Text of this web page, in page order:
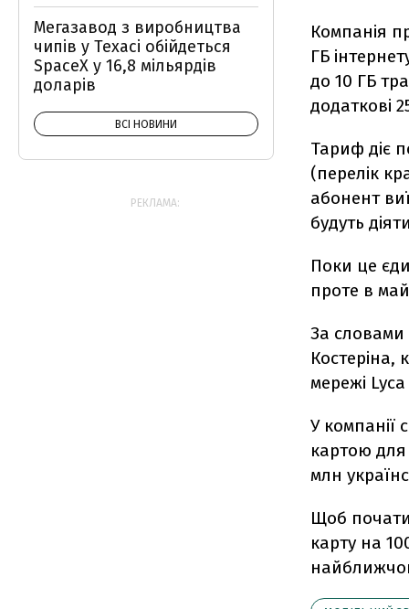
Компанія
ГБ
до 10 ГБ
додаткові
Тариф діє
(перелік
абонент
будуть
Поки це
проте в
За словами
Костеріна,
мережі
У компанії
картою для
млн
Щоб
карту на
Мегазавод з виробництва
чипів у Техасі обійдеться
SpaceX у 16,8 мільярдів
доларів
ВСІ НОВИНИ
РЕКЛАМА: